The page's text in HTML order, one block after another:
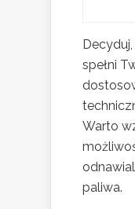
spełni
Warto
paliwa.